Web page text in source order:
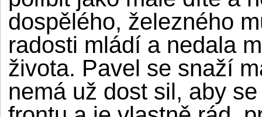
dospělého, železného
radosti mládí a nedala
života. Pavel se snaží
nemá už dost sil, aby